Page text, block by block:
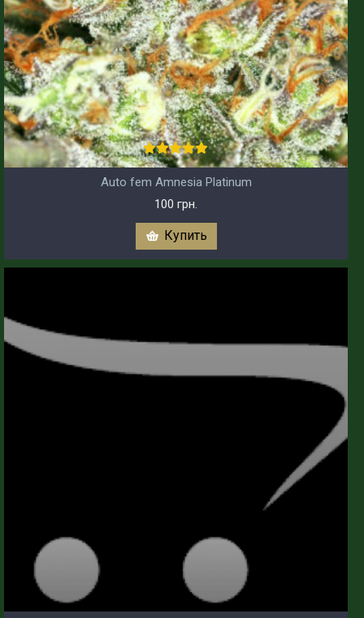
Auto fem Amnesia Platinum
100 грн.
Купить